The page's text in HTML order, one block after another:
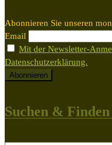
Abonnieren Sie unseren
Email
Mit der Newsletter-
Datenschutzerklärung.
Suchen & Finden